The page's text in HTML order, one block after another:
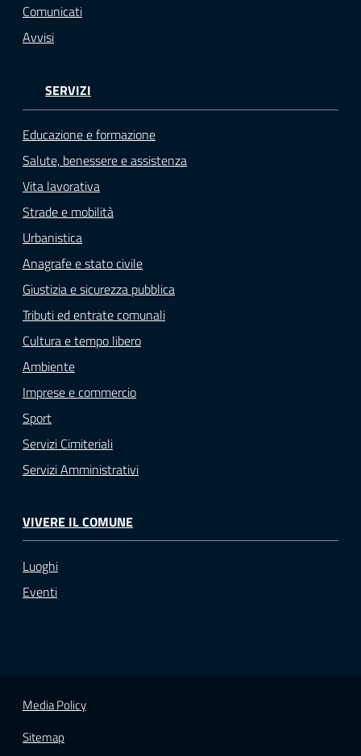
Comunicati
Avvisi
SERVIZI
Educazione e formazione
Salute, benessere e assistenza
Vita lavorativa
Strade e mobilità
Urbanistica
Anagrafe e stato civile
Giustizia e sicurezza pubblica
Tributi ed entrate comunali
Cultura e tempo libero
Ambiente
Imprese e commercio
Sport
Servizi Cimiteriali
Servizi Amministrativi
VIVERE IL COMUNE
Luoghi
Eventi
Media Policy
Sitemap